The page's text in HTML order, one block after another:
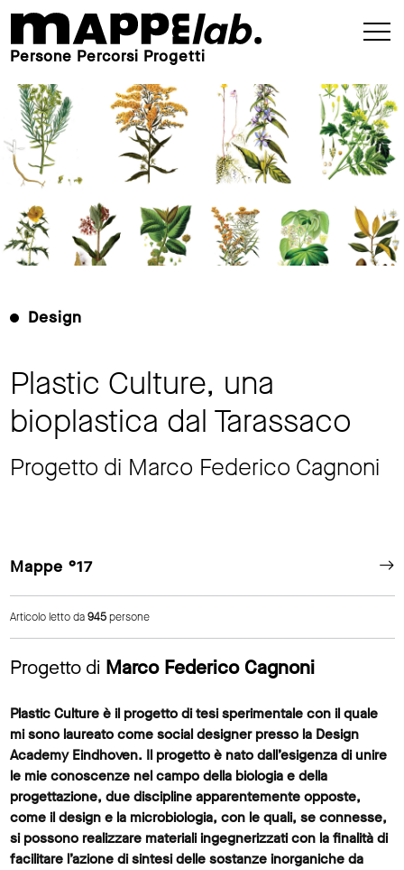
Persone Percorsi Progetti
Design
Plastic Culture, una
bioplastica dal Tarassaco
Progetto di Marco Federico Cagnoni
Mappe °17
Articolo letto da945persone
Progetto di Marco Federico Cagnoni
Plastic Culture è il progetto di tesi sperimentale con il quale
mi sono laureato come social designer presso la Design
Academy Eindhoven. Il progetto è nato dall’esigenza di unire
le mie conoscenze nel campo della biologia e della
progettazione, due discipline apparentemente opposte,
come il design e la microbiologia, con le quali, se connesse,
si possono realizzare materiali ingegnerizzati con la finalità di
facilitare l’azione di sintesi delle sostanze inorganiche da